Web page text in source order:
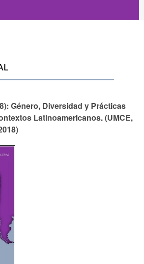
Género, Diversidad y Prácticas
Latinoamericanos. (UMCE,